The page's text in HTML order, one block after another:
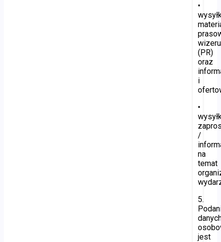
•
(PR)
oraz
i
•
/
na
temat
5.
jest